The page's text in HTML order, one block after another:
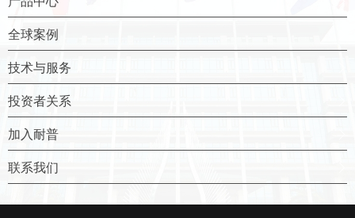
全球案例
技术与服务
投资者关系
加入耐普
联系我们